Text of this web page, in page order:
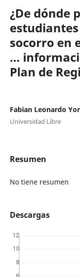
¿De dónde
socorro en
…
Plan de
Fabian Leonardo
Universidad Libre
Resumen
No tiene resumen
Descargas